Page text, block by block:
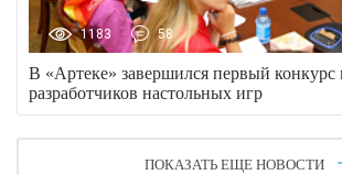
1183 58
В «Артеке» завершился первый
разработчиков настольных игр
ПОКАЗАТЬ ЕЩЕ НОВОСТИ